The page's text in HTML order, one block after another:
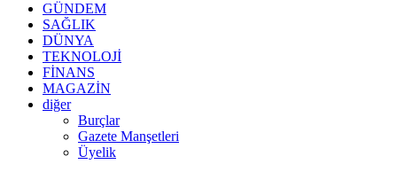
GÜNDEM
SAĞLIK
DÜNYA
TEKNOLOJİ
FİNANS
MAGAZİN
diğer
Burçlar
Gazete Manşetleri
Üyelik